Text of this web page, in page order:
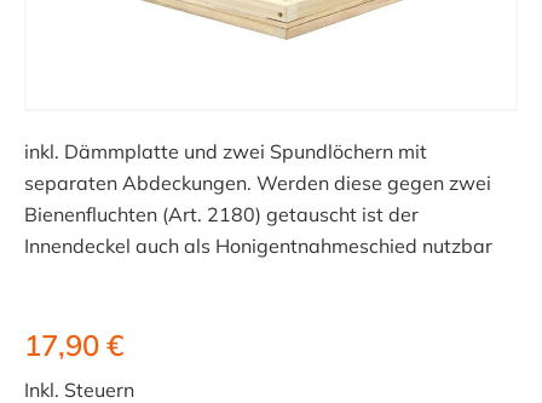
inkl. Dämmplatte und zwei Spundlöchern mit
separaten Abdeckungen. Werden diese gegen zwei
Bienenfluchten (Art. 2180) getauscht ist der
Innendeckel auch als Honigentnahmeschied nutzbar
17,90 €
Inkl. Steuern